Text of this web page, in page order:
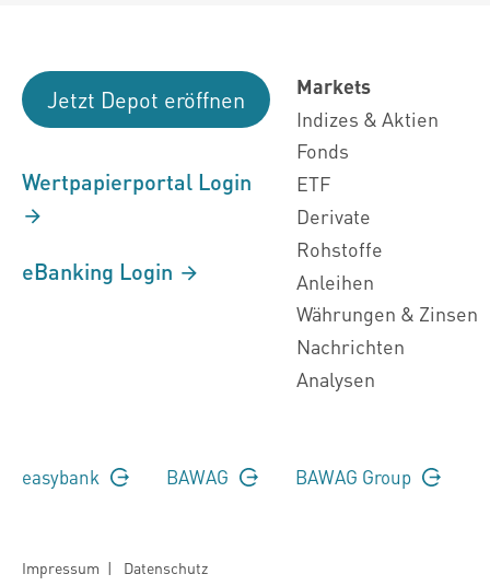
Jetzt Depot eröffnen
Wertpapierportal Login
eBanking Login
Markets
Indizes & Aktien
Fonds
ETF
Derivate
Rohstoffe
Anleihen
Währungen & Zinsen
Nachrichten
Analysen
easybank BAWAG BAWAG Group
Impressum | Datenschutz